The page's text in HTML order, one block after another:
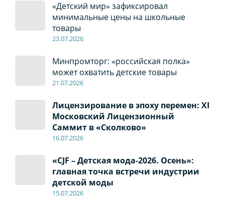
«Детский мир» зафиксировал
минимальные цены на школьные
товары
23.07.2026
Минпромторг: «российская полка»
может охватить детские товары
21.07.2026
Лицензирование в эпоху перемен: XI
Московский Лицензионный
Саммит в «Сколково»
16.07.2026
«CJF – Детская мода-2026. Осень»:
главная точка встречи индустрии
детской моды
15.07.2026